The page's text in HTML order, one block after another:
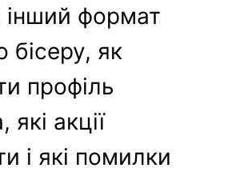
інший формат
бісеру, як
профіль
акції
і які помилки